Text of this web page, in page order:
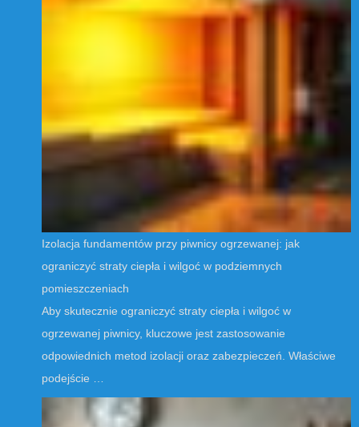
Izolacja fundamentów przy piwnicy ogrzewanej: jak
ograniczyć straty ciepła i wilgoć w podziemnych
pomieszczeniach
Aby skutecznie ograniczyć straty ciepła i wilgoć w
ogrzewanej piwnicy, kluczowe jest zastosowanie
odpowiednich metod izolacji oraz zabezpieczeń. Właściwe
podejście …